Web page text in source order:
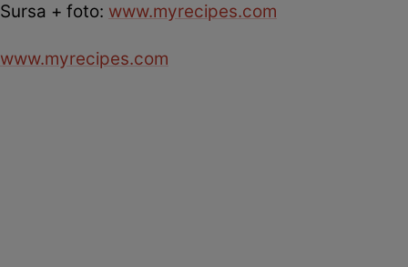
Sursa + foto: www.myrecipes.com
www.myrecipes.com